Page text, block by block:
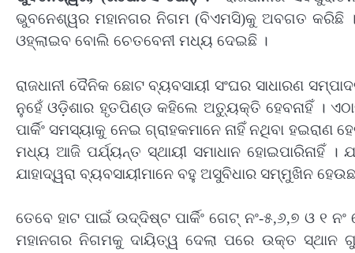
ଭୁବନେଶ୍ୱର ମହାନଗର ନିଗମ (ବିଏମସି)କୁ ଅବଗତ କରିଛି ।
ଓହ୍ଲାଇବ ବୋଲି ଚେତବେନୀ ମଧ୍ୟ ଦେଇଛି ।
ରାଜଧାନୀ ଦୈନିକ ଛୋଟ ବ୍ୟବସାୟୀ ସଂଘର ସାଧାରଣ
ନୁହେଁ ଓଡ଼ିଶାର ହୃତପିଣ୍ଡ କହିଲେ ଅତ୍ୟୁକ୍ତି ହେବନାହିଁ ।
ପାର୍କିଂ ସମସ୍ୟାକୁ ନେଇ ଗ୍ରାହକମାନେ ନାହିଁ ନଥିବା
ମଧ୍ୟ ଆଜି ପର୍ଯ୍ୟନ୍ତ ସ୍ଥାୟୀ ସମାଧାନ ହୋଇପାରିନାହିଁ ।
ଯାହାଦ୍ୱରା ବ୍ୟବସାୟୀମାନେ ବହୁ ଅସୁବିଧାର ସମ୍ମୁଖିନ
ତେବେ ହାଟ ପାଇଁ ଉଦ୍ଦିଷ୍ଟ ପାର୍କିଂ ଗେଟ୍ ନଂ-୫,୬,୭ ଓ ୧ ନଂ
ମହାନଗର ନିଗମକୁ ଦାୟିତ୍ୱ ଦେଲା ପରେ ଉକ୍ତ ସ୍ଥାନ